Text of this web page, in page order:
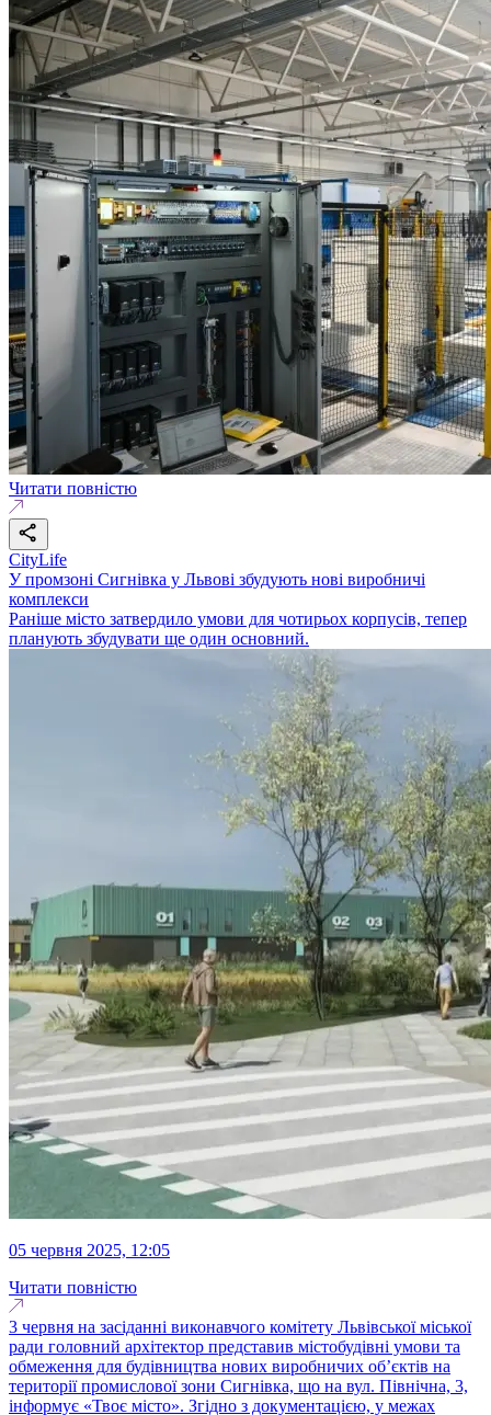
Читати повністю
CityLife
У промзоні Сигнівка у Львові збудують нові виробничі
комплекси
Раніше місто затвердило умови для чотирьох корпусів, тепер
планують збудувати ще один основний.
05 червня 2025, 12:05
Читати повністю
3 червня на засіданні виконавчого комітету Львівської міської
ради головний архітектор представив містобудівні умови та
обмеження для будівництва нових виробничих об’єктів на
території промислової зони Сигнівка, що на вул. Північна, 3,
інформує «Твоє місто». Згідно з документацією, у межах